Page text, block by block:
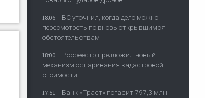
18:06
ВС уточнил, когда дело можно
пересмотреть по вновь открывшимся
обстоятельствам
18:00
Росреестр предложил новый
механизм оспаривания кадастровой
стоимости
17:51
Банк «Траст» погасит 797,3 млн